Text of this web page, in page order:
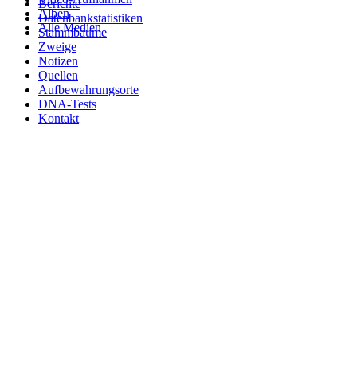
Alben
Alle Medien
Berichte
Datenbankstatistiken
Stammbäume
Zweige
Notizen
Quellen
Aufbewahrungsorte
DNA-Tests
Kontakt